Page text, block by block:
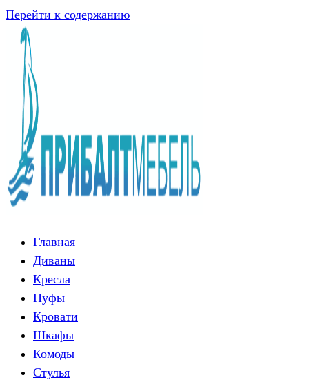
Перейти к содержанию
Главная
Диваны
Кресла
Пуфы
Кровати
Шкафы
Комоды
Стулья